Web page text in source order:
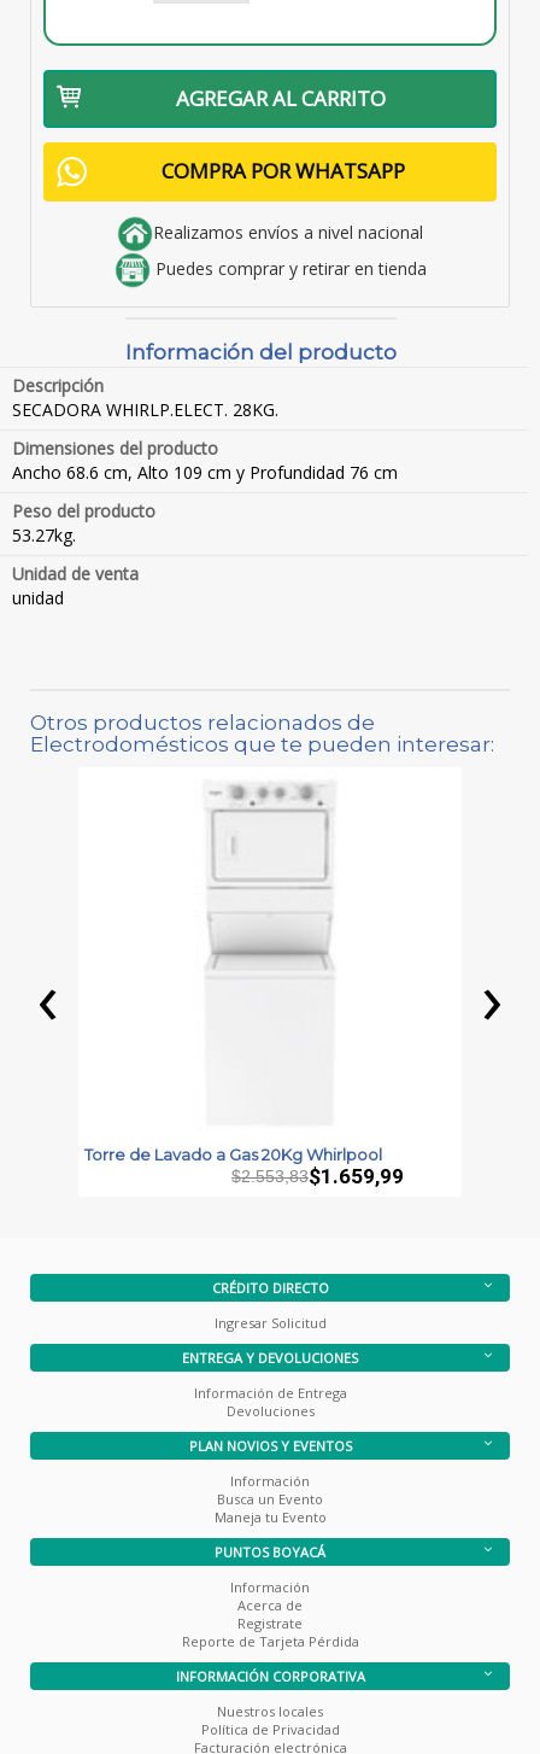
AGREGAR AL CARRITO
COMPRA POR WHATSAPP
Realizamos envíos a nivel nacional
Puedes comprar y retirar en tienda
Información del producto
Descripción
SECADORA WHIRLP.ELECT. 28KG.
Dimensiones del producto
Ancho 68.6 cm, Alto 109 cm y Profundidad 76 cm
Peso del producto
53.27kg.
Unidad de venta
unidad
Otros productos relacionados de
Electrodomésticos que te pueden interesar:
Torre de Lavado a Gas 20Kg Whirlpool
$2.553,83$1.659,99
‹ ›
CRÉDITO DIRECTO
Ingresar Solicitud
ENTREGA Y DEVOLUCIONES
Información de Entrega
Devoluciones
PLAN NOVIOS Y EVENTOS
Información
Busca un Evento
Maneja tu Evento
PUNTOS BOYACÁ
Información
Acerca de
Registrate
Reporte de Tarjeta Pérdida
INFORMACIÓN CORPORATIVA
Nuestros locales
Política de Privacidad
Facturación electrónica